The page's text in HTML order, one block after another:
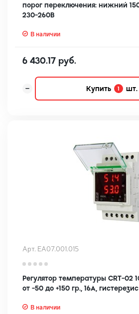
порог переключения: нижний
230-260В
В наличии
6 430.17 руб.
Купить 1 шт.
Арт. EA07.001.015
Регулятор температуры CRT-02
от -50 до +150 гр., 16А,
В наличии